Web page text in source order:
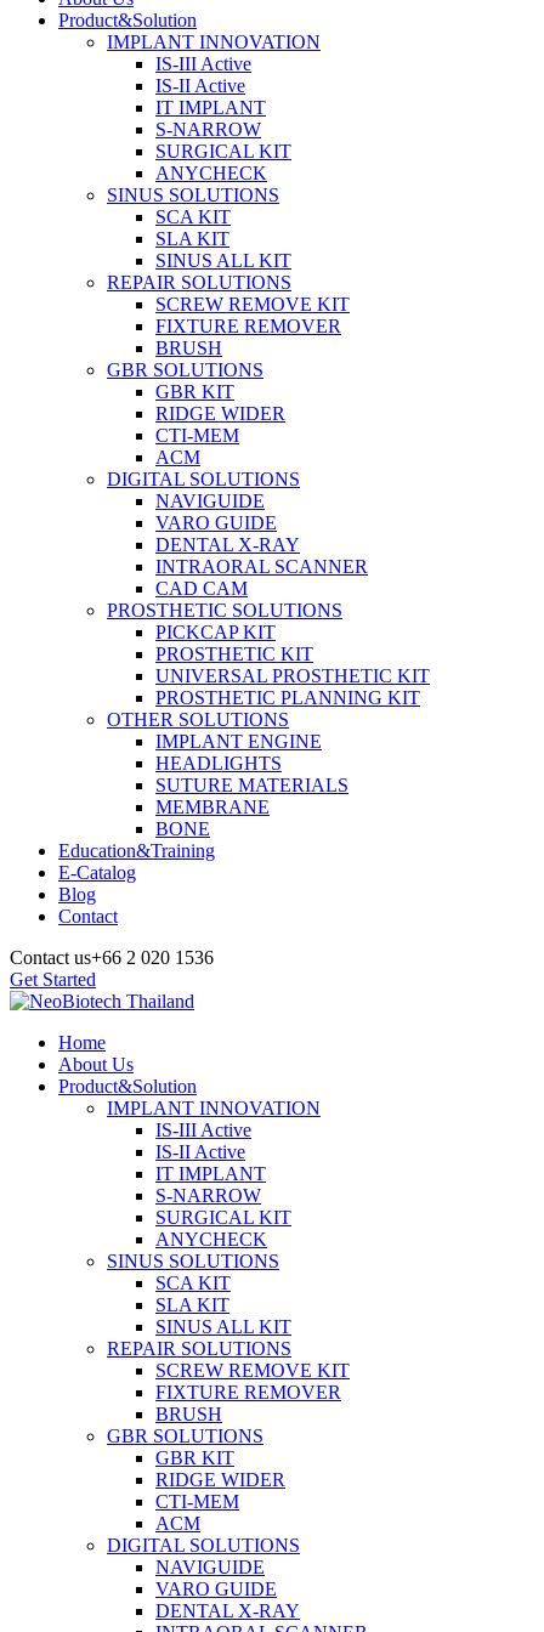
Product&Solution
IMPLANT INNOVATION
IS-III Active
IS-II Active
IT IMPLANT
S-NARROW
SURGICAL KIT
ANYCHECK
SINUS SOLUTIONS
SCA KIT
SLA KIT
SINUS ALL KIT
REPAIR SOLUTIONS
SCREW REMOVE KIT
FIXTURE REMOVER
BRUSH​
GBR SOLUTIONS
GBR KIT
RIDGE WIDER
CTI-MEM
ACM
DIGITAL SOLUTIONS
NAVIGUIDE
VARO GUIDE
DENTAL X-RAY
INTRAORAL SCANNER
CAD CAM
PROSTHETIC SOLUTIONS
PICKCAP KIT
PROSTHETIC KIT
UNIVERSAL PROSTHETIC KIT
PROSTHETIC PLANNING KIT
OTHER SOLUTIONS
IMPLANT ENGINE
HEADLIGHTS
SUTURE MATERIALS
MEMBRANE
BONE
Education&Training
E-Catalog
Blog
Contact
Contact us+66 2 020 1536
Get Started
Home
About Us
Product&Solution
IMPLANT INNOVATION
IS-III Active
IS-II Active
IT IMPLANT
S-NARROW
SURGICAL KIT
ANYCHECK
SINUS SOLUTIONS
SCA KIT
SLA KIT
SINUS ALL KIT
REPAIR SOLUTIONS
SCREW REMOVE KIT
FIXTURE REMOVER
BRUSH​
GBR SOLUTIONS
GBR KIT
RIDGE WIDER
CTI-MEM
ACM
DIGITAL SOLUTIONS
NAVIGUIDE
VARO GUIDE
DENTAL X-RAY